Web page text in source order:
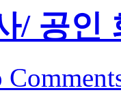
/ 공인